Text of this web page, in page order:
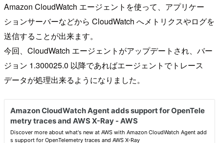
Amazon CloudWatch エージェントを使って、アプリケー
ションサーバーなどから CloudWatch へメトリクスやログを
送信することが出来ます。
今回、CloudWatch エージェントがアップデートされ、バー
ジョン 1.300025.0 以降であればエージェントでトレース
データが処理出来るようになりました。